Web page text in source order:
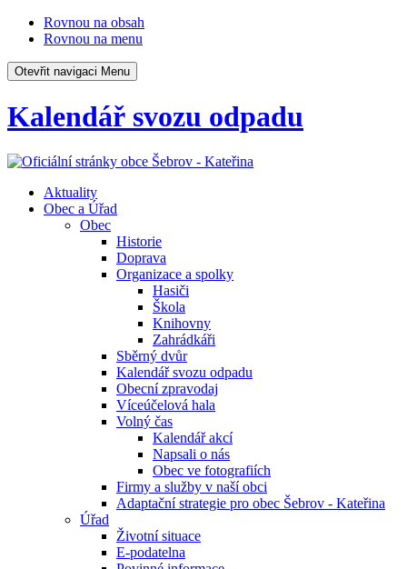
Rovnou na obsah
Rovnou na menu
Otevřit navigaci Menu
Kalendář svozu odpadu
Aktuality
Obec a Úřad
Obec
Historie
Doprava
Organizace a spolky
Hasiči
Škola
Knihovny
Zahrádkáři
Sběrný dvůr
Kalendář svozu odpadu
Obecní zpravodaj
Víceúčelová hala
Volný čas
Kalendář akcí
Napsali o nás
Obec ve fotografiích
Firmy a služby v naší obci
Adaptační strategie pro obec Šebrov - Kateřina
Úřad
Životní situace
E-podatelna